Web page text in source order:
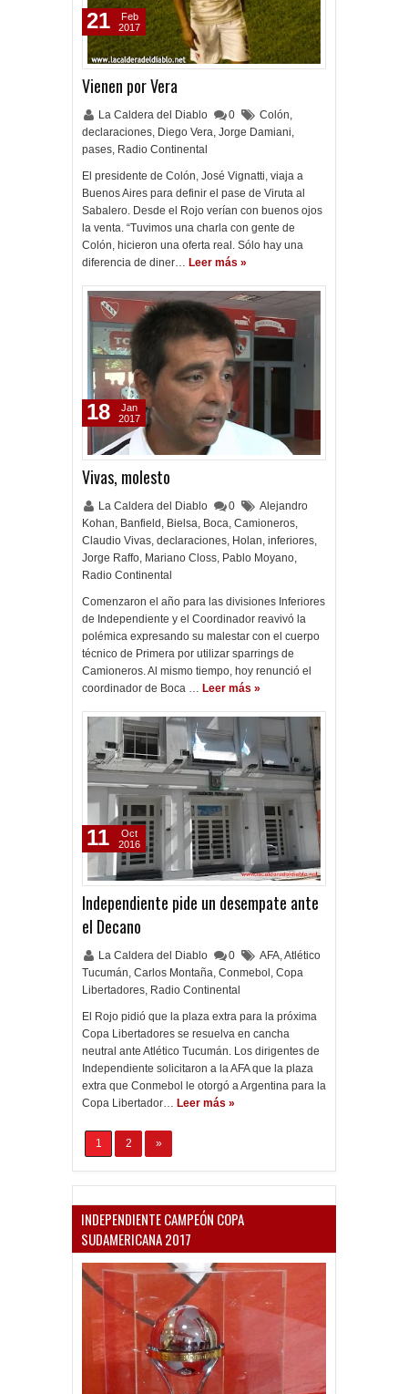
Vienen por Vera
La Caldera del Diablo 0 Colón,
declaraciones, Diego Vera, Jorge Damiani,
pases, Radio Continental
El presidente de Colón, José Vignatti, viaja a
Buenos Aires para definir el pase de Viruta al
Sabalero. Desde el Rojo verían con buenos ojos
la venta. “Tuvimos una charla con gente de
Colón, hicieron una oferta real. Sólo hay una
diferencia de diner… Leer más »
21
Feb
2017
Vivas, molesto
La Caldera del Diablo 0
Alejandro
Kohan, Banfield , Bielsa, Boca, Camioneros,
Claudio Vivas, declaraciones, Holan, inferiores,
Jorge Raffo, Mariano Closs, Pablo Moyano,
Radio Continental
Comenzaron el año para las divisiones Inferiores
de Independiente y el Coordinador reavivó la
polémica expresando su malestar con el cuerpo
técnico de Primera por utilizar sparrings de
Camioneros. Al mismo tiempo, hoy renunció el
coordinador de Boca … Leer más »
18
Jan
2017
Independiente pide un desempate ante
el Decano
La Caldera del Diablo 0 AFA,Atlético
Tucumán, Carlos Montaña, Conmebol , Copa
Libertadores, Radio Continental
El Rojo pidió que la plaza extra para la próxima
Copa Libertadores se resuelva en cancha
neutral ante Atlético Tucumán. Los dirigentes de
Independiente solicitaron a la AFA que la plaza
extra que Conmebol le otorgó a Argentina para la
Copa Libertador… Leer más »
11
Oct
2016
1 2 »
INDEPENDIENTE CAMPEÓN COPA
SUDAMERICANA 2017